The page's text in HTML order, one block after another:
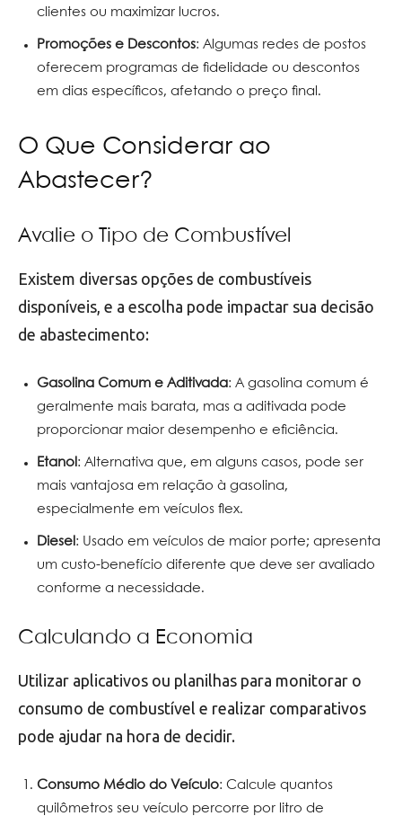
clientes ou maximizar lucros.
Promoções e Descontos: Algumas redes de postos
oferecem programas de fidelidade ou descontos
em dias específicos, afetando o preço final.
O Que Considerar ao
Abastecer?
Avalie o Tipo de Combustível
Existem diversas opções de combustíveis
disponíveis, e a escolha pode impactar sua decisão
de abastecimento:
Gasolina Comum e Aditivada: A gasolina comum é
geralmente mais barata, mas a aditivada pode
proporcionar maior desempenho e eficiência.
Etanol : Alternativa que, em alguns casos, pode ser
mais vantajosa em relação à gasolina,
especialmente em veículos flex.
Diesel : Usado em veículos de maior porte; apresenta
um custo-benefício diferente que deve ser avaliado
conforme a necessidade.
Calculando a Economia
Utilizar aplicativos ou planilhas para monitorar o
consumo de combustível e realizar comparativos
pode ajudar na hora de decidir.
Consumo Médio do Veículo: Calcule quantos
quilômetros seu veículo percorre por litro de